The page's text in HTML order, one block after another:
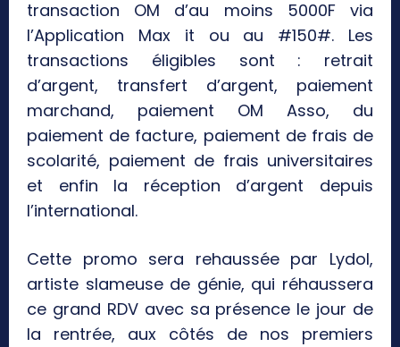
transaction OM d’au moins 5000F via
l’Application Max it ou au #150#. Les
transactions éligibles sont : retrait
d’argent, transfert d’argent, paiement
marchand, paiement OM Asso, du
paiement de facture, paiement de frais de
scolarité, paiement de frais universitaires
et enfin la réception d’argent depuis
l’international.
Cette promo sera rehaussée par Lydol,
artiste slameuse de génie, qui réhaussera
ce grand RDV avec sa présence le jour de
la rentrée, aux côtés de nos premiers